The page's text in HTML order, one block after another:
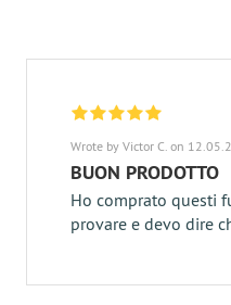
Wrote by Victor C. on
BUON PRODOTTO
Ho comprato questi
provare e devo dire